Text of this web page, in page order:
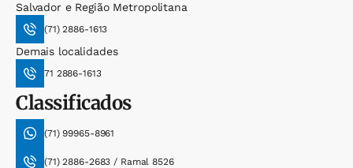
Salvador e Região Metropolitana
(71) 2886-1613
Demais localidades
71 2886-1613
Classificados
(71) 99965-8961
(71) 2886-2683 / Ramal 8526